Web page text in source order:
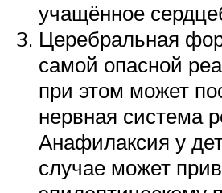
учащённое
Церебральная
самой опасной
при этом может
нервная система
Анафилаксия у
случае может